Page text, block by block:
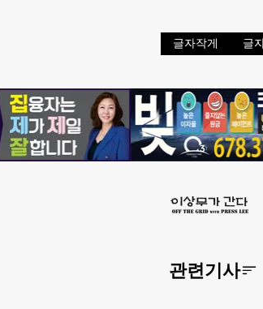
글자작게 글
관련기사